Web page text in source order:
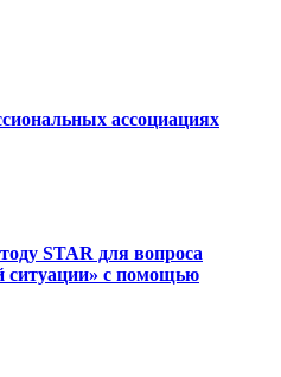
ассоциациях
STAR для вопроса
ситуации» с помощью